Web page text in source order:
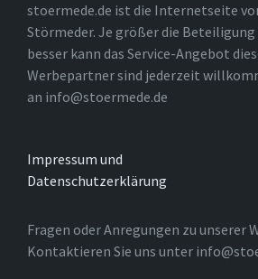
stoermede.de ist die Internetseite
Störmeder. Je größer die Beteiligung
besser kann das Service-Angebot
Werbepartner sind jederzeit
an info@stoermede.de
Impressum und
Datenschutzerklärung
Fragen oder Anregungen zu unserer
Kontaktieren Sie uns unter